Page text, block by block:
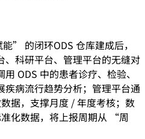
” 的闭环ODS 仓库建成后，
、科研平台、管理平台的无缝对
ODS 中的患者诊疗、检验、
疾病流行趋势分析；管理平台通
据，支撑月度 / 年度考核；数
化数据，将上报周期从 “周